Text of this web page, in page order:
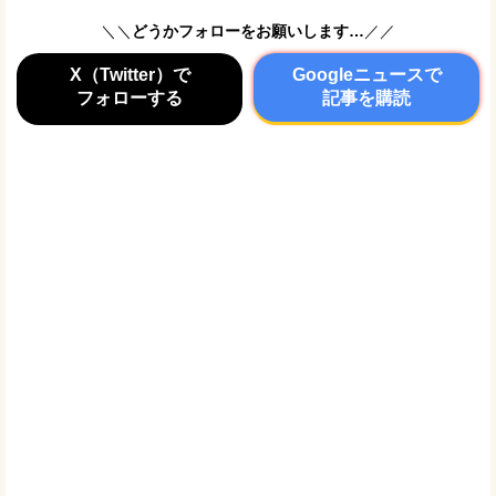
＼＼ どうかフォローをお願いします… ／／
X（Twitter）で
フォローする
Googleニュースで
記事を購読